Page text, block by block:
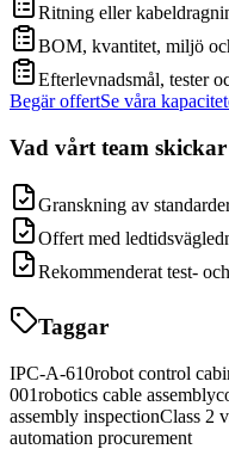
Ritning eller
BOM, kvantitet, miljö
Efterlevnadsmål, tester
Begär offertSe våra
Vad vårt team
Granskning av
Offert med
Rekommenderat test-
Taggar
IPC-A-610robot control
001robotics cable assembly
assembly inspectionClass 2
automation procurement